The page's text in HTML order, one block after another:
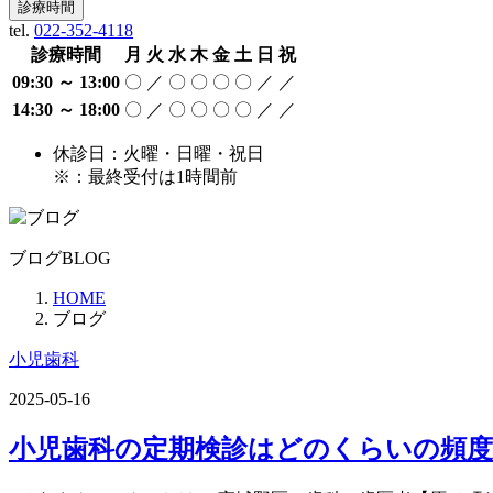
診療時間
tel. 022-352-4118
診療時間
月 火 水 木 金 土 日 祝
09:30 ～ 13:00 〇 ／ 〇 〇 〇 〇 ／ ／
14:30 ～ 18:00 〇 ／ 〇 〇 〇 〇 ／ ／
休診日：火曜・日曜・祝日
※：最終受付は1時間前
ブログBLOG
HOME
ブログ
小児歯科
2025-05-16
小児歯科の定期検診はどのくらいの頻